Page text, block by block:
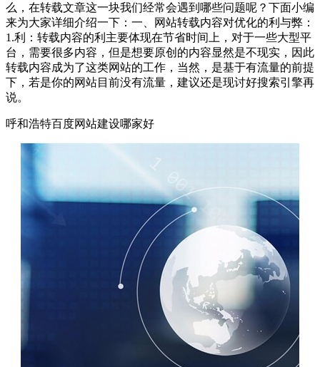
么，在转载文章这一块我们经常会遇到哪些问题呢？下面小编
来为大家详细介绍一下：一、网站转载内容对优化的利与弊：
1.利：转载内容的利主要体现在节省时间上，对于一些大型平
台，需要很多内容，但是想要原创的内容显然是不现实，因此
转载内容成为了这类网站的工作，当然，是基于有流量的前提
下，若是你的网站目前没有流量，建议还是现讨好搜索引擎再
说。
呼和浩特百度网站建设哪家好